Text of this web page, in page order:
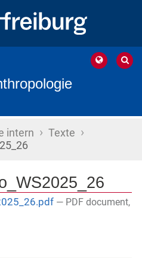
intern › Texte ›
— PDF document,